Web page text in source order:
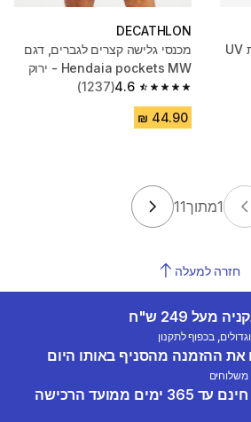
חולצת גלישה ארוכה עם הגנת UV
DECATHLON
מכנסי גלישה קצרים לגברים, דגם
Hendaia pockets MW - ירוק
4.6
4.6 out of 5 stars from 1237 reviews
(1237)
1מתוך11
חזרה למעלה
249 ש"ח
בכפוף לתקנון
את ההזמנה מהסניף באותו היום
משלוחים
ממועד הרכישה